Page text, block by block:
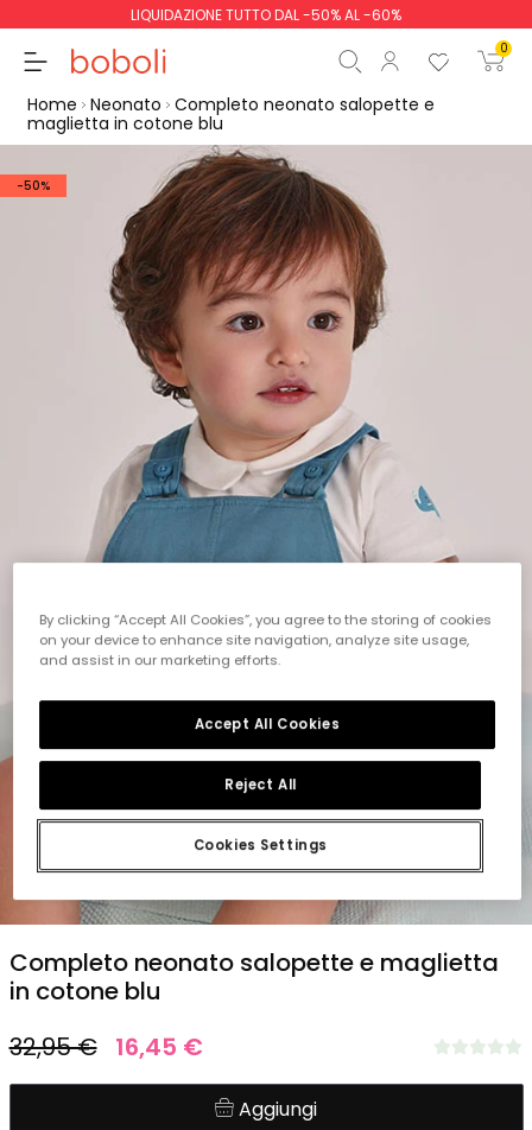
LIQUIDAZIONE TUTTO DAL -50% AL -60%
0
Totale parziale
Continua Inizio ordine
Home Neonato Completo neonato salopette e
maglietta in cotone blu
-50%
Completo neonato salopette e maglietta
in cotone blu
32,95 € 16,45 €
Aggiungi
By clicking “Accept All Cookies”, you agree to the storing of cookies
on your device to enhance site navigation, analyze site usage,
and assist in our marketing efforts.
Cookies Settings
Reject All
Accept All Cookies